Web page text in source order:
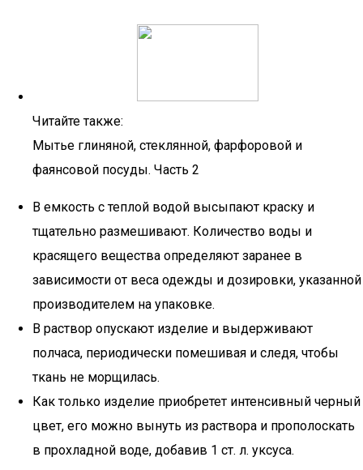
Читайте также:
Мытье глиняной, стеклянной, фарфоровой и
фаянсовой посуды. Часть 2
В емкость с теплой водой высыпают краску и
тщательно размешивают. Количество воды и
красящего вещества определяют заранее в
зависимости от веса одежды и дозировки, указанной
производителем на упаковке.
В раствор опускают изделие и выдерживают
полчаса, периодически помешивая и следя, чтобы
ткань не морщилась.
Как только изделие приобретет интенсивный черный
цвет, его можно вынуть из раствора и прополоскать
в прохладной воде, добавив 1 ст. л. уксуса.